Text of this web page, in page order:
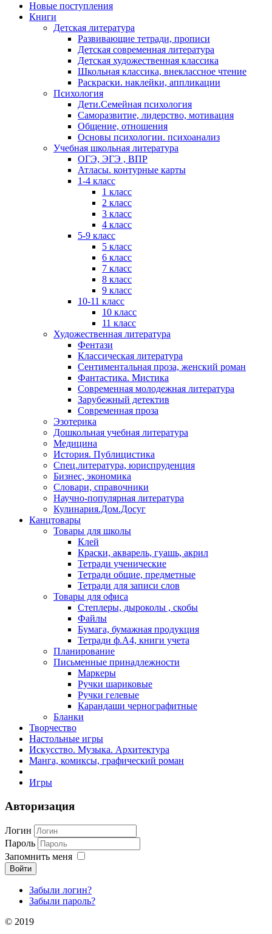
Новые поступления
Книги
Детская литература
Развивающие тетради, прописи
Детская современная литература
Детская художественная классика
Школьная классика, внеклассное чтение
Раскраски. наклейки, аппликации
Психология
Дети.Семейная психология
Саморазвитие, лидерство, мотивация
Общение, отношения
Основы психологии. психоанализ
Учебная школьная литература
ОГЭ, ЭГЭ , ВПР
Атласы. контурные карты
1-4 класс
1 класс
2 класс
3 класс
4 класс
5-9 класс
5 класс
6 класс
7 класс
8 класс
9 класс
10-11 класс
10 класс
11 класс
Художественная литература
Фентази
Классическая литература
Сентиментальная проза, женский роман
Фантастика. Мистика
Современная молодежная литература
Зарубежный детектив
Современная проза
Эзотерика
Дошкольная учебная литература
Медицина
История. Публицистика
Спец.литература, юриспруденция
Бизнес, экономика
Словари, справочники
Научно-популярная литература
Кулинария.Дом.Досуг
Канцтовары
Товары для школы
Клей
Краски, акварель, гуашь, акрил
Тетради ученические
Тетради общие, предметные
Тетради для записи слов
Товары для офиса
Степлеры, дыроколы , скобы
Файлы
Бумага, бумажная продукция
Тетради ф.А4, книги учета
Планирование
Письменные принадлежности
Маркеры
Ручки шариковые
Ручки гелевые
Карандаши чернографитные
Бланки
Творчество
Настольные игры
Искусство. Музыка. Архитектура
Манга, комиксы, графический роман
Игры
Авторизация
Логин
Пароль
Запомнить меня
Войти
Забыли логин?
Забыли пароль?
© 2019